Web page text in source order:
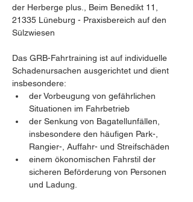
der Herberge plus., Beim Benedikt 11,
21335 Lüneburg - Praxisbereich auf den
Sülzwiesen
Das GRB-Fahrtraining ist auf individuelle
Schadenursachen ausgerichtet und dient
insbesondere:
der Vorbeugung von gefährlichen
Situationen im Fahrbetrieb
der Senkung von Bagatellunfällen,
insbesondere den häufigen Park-,
Rangier-, Auffahr- und Streifschäden
einem ökonomischen Fahrstil der
sicheren Beförderung von Personen
und Ladung.